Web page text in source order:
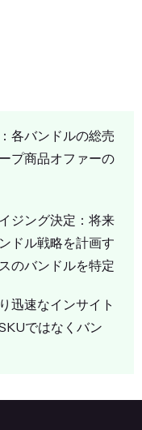
各バンドルの総売
プ商品オファーの
ジング決定：将来
ドル戦略を計画す
のバンドルを特定
迅速なインサイト
ではなくバン